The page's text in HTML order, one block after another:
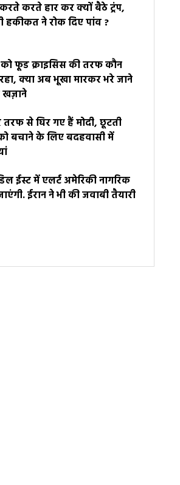
करते हार कर क्यों बैठे ट्रंप,
हकीकत ने रोक दिए पांव ?
को फूड क्राइसिस की तरफ कौन
क्या अब भूखा मारकर भरे जाने
से घिर गए हैं मोदी, छूटती
बचाने के लिए बदहवासी में
ईस्ट में एलर्ट अमेरिकी नागरिक
ईरान ने भी की जवाबी तैयारी